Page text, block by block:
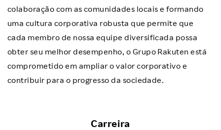
colaboração com as comunidades locais e formando
uma cultura corporativa robusta que permite que
cada membro de nossa equipe diversificada possa
obter seu melhor desempenho, o Grupo Rakuten está
comprometido em ampliar o valor corporativo e
contribuir para o progresso da sociedade.
Carreira